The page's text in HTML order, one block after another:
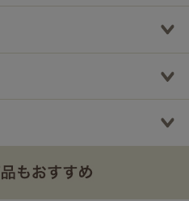
レジットカード利用／ポイント・ク
円 + 2回目定期価格 2,970円 = 合計
、商品のお受け取りから15日以内に
しします。